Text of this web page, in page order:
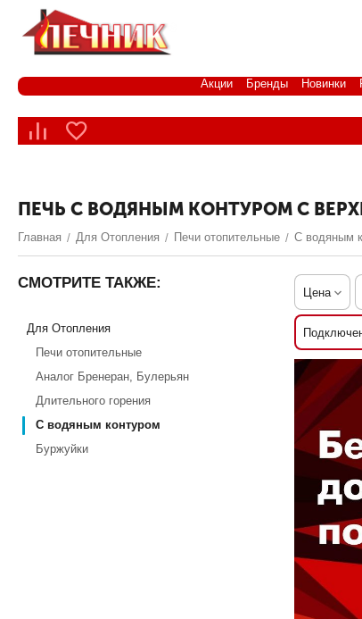
Акции Бренды Новинки
ПЕЧЬ С ВОДЯНЫМ КОНТУРОМ С
Главная / Для Отопления / Печи отопительные / С водяным
Цена
СМОТРИТЕ ТАКЖЕ:
Для Отопления
Печи отопительные
Аналог Бренеран, Булерьян
Длительного горения
С водяным контуром
Буржуйки